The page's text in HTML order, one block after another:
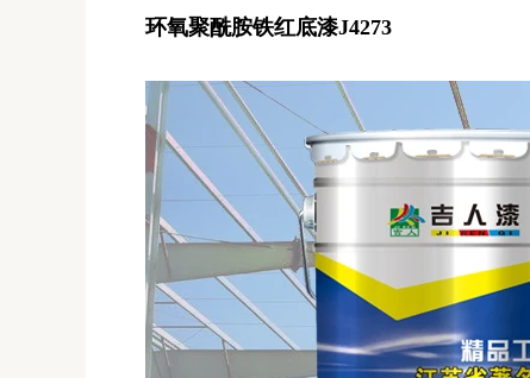
环氧聚酰胺铁红底漆J4273